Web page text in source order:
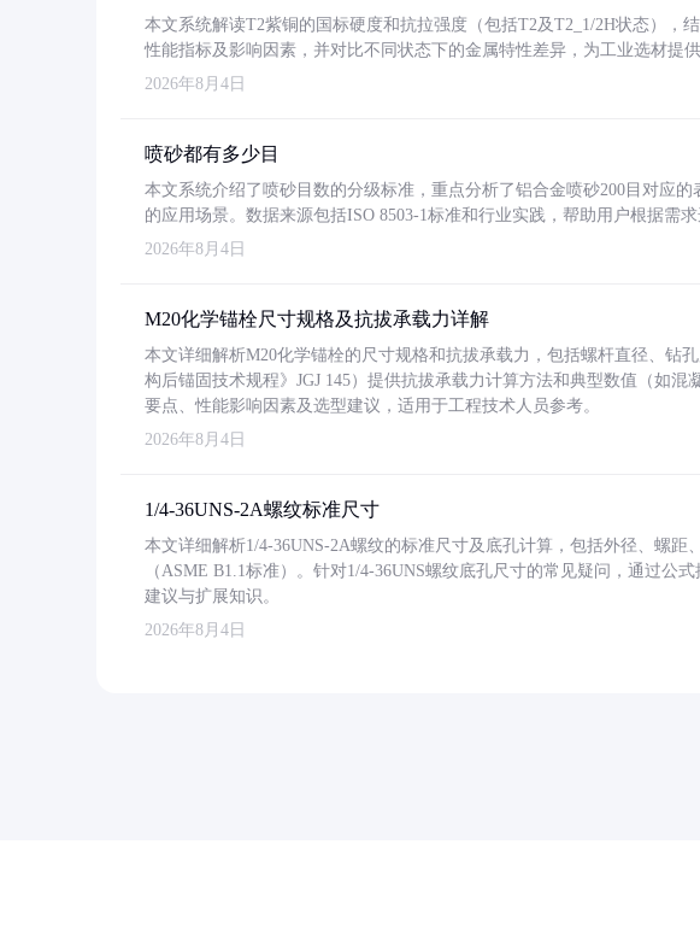
本文系统解读T2紫铜的国标硬度和抗拉强度（包括T2及T2_1/2H状态），
性能指标及影响因素，并对比不同状态下的金属特性差异，为工业选材提供
2026年8月4日
喷砂都有多少目
本文系统介绍了喷砂目数的分级标准，重点分析了铝合金喷砂200目对应
的应用场景。数据来源包括ISO 8503-1标准和行业实践，帮助用户根据需求
2026年8月4日
M20化学锚栓尺寸规格及抗拔承载力详解
本文详细解析M20化学锚栓的尺寸规格和抗拔承载力，包括螺杆直径、钻
构后锚固技术规程》JGJ 145）提供抗拔承载力计算方法和典型数值（如混
要点、性能影响因素及选型建议，适用于工程技术人员参考。
2026年8月4日
1/4-36UNS-2A螺纹标准尺寸
本文详细解析1/4-36UNS-2A螺纹的标准尺寸及底孔计算，包括外径、螺距
（ASME B1.1标准）。针对1/4-36UNS螺纹底孔尺寸的常见疑问，通过公
建议与扩展知识。
2026年8月4日